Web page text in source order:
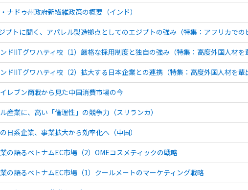
ナドゥ州政府新繊維政策の概要（インド）
プトに聞く、アパレル製造拠点としてのエジプトの強み（特集：アフリカでの
ドIITグワハティ校（1）厳格な採用制度と独自の強み（特集：高度外国人材を
ドIITグワハティ校（2）拡大する日本企業との連携（特集：高度外国人材を輩
レブン商戦から見た中国消費市場の今
産業に、高い「倫理性」の競争力（スリランカ）
日系企業、事業拡大から効率化へ（中国）
の語るベトナムEC市場（2）OMEコスメティックの戦略
の語るベトナムEC市場（1）クールメートのマーケティング戦略